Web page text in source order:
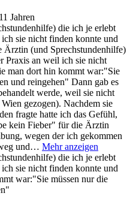
Jahren
die ich je erlebt
sie nicht finden konnte und
Ärztin (und Sprechstundenhilfe)
Praxis an weil ich sie nicht
man dort hin kommt war:"Sie
und reingehen" Dann gab es
werde, weil sie nicht
gezogen). Nachdem sie
fragte hatte ich das Gefühl,
kein Fieber" für die Ärztin
wegen der ich gekommen
und… Mehr anzeigen
die ich je erlebt
sie nicht finden konnte und
war:"Sie müssen nur die